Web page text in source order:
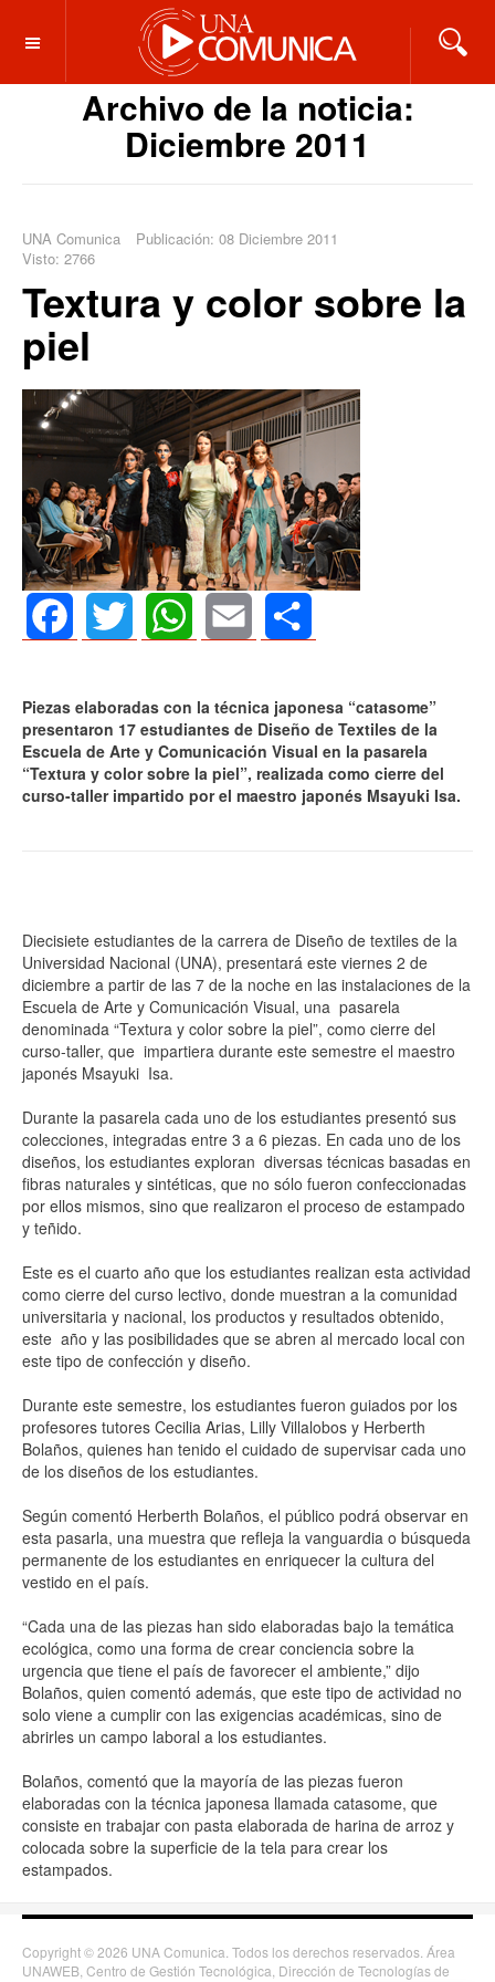
OFF CANVAS
Archivo de la noticia:
Diciembre 2011
UNA Comunica
Publicación: 08 Diciembre 2011
Visto: 2766
Textura y color sobre la
piel
Piezas elaboradas con la técnica japonesa “catasome”
presentaron 17 estudiantes de Diseño de Textiles de la
Escuela de Arte y Comunicación Visual en la pasarela
“Textura y color sobre la piel”, realizada como cierre del
curso-taller impartido por el maestro japonés Msayuki Isa.
Diecisiete estudiantes de la carrera de Diseño de textiles de la
Universidad Nacional (UNA), presentará este viernes 2 de
diciembre a partir de las 7 de la noche en las instalaciones de la
Escuela de Arte y Comunicación Visual, una pasarela
denominada “Textura y color sobre la piel”, como cierre del
curso-taller, que impartiera durante este semestre el maestro
japonés Msayuki Isa.
Durante la pasarela cada uno de los estudiantes presentó sus
colecciones, integradas entre 3 a 6 piezas. En cada uno de los
diseños, los estudiantes exploran diversas técnicas basadas en
fibras naturales y sintéticas, que no sólo fueron confeccionadas
por ellos mismos, sino que realizaron el proceso de estampado
y teñido.
Este es el cuarto año que los estudiantes realizan esta actividad
como cierre del curso lectivo, donde muestran a la comunidad
universitaria y nacional, los productos y resultados obtenido,
este año y las posibilidades que se abren al mercado local con
este tipo de confección y diseño.
Durante este semestre, los estudiantes fueron guiados por los
profesores tutores Cecilia Arias, Lilly Villalobos y Herberth
Bolaños, quienes han tenido el cuidado de supervisar cada uno
de los diseños de los estudiantes.
Según comentó Herberth Bolaños, el público podrá observar en
esta pasarla, una muestra que refleja la vanguardia o búsqueda
permanente de los estudiantes en enriquecer la cultura del
vestido en el país.
“Cada una de las piezas han sido elaboradas bajo la temática
ecológica, como una forma de crear conciencia sobre la
urgencia que tiene el país de favorecer el ambiente,” dijo
Bolaños, quien comentó además, que este tipo de actividad no
solo viene a cumplir con las exigencias académicas, sino de
abrirles un campo laboral a los estudiantes.
Bolaños, comentó que la mayoría de las piezas fueron
elaboradas con la técnica japonesa llamada catasome, que
consiste en trabajar con pasta elaborada de harina de arroz y
colocada sobre la superficie de la tela para crear los
estampados.
Copyright © 2026 UNA Comunica. Todos los derechos reservados. Área
UNAWEB, Centro de Gestión Tecnológica, Dirección de Tecnologías de